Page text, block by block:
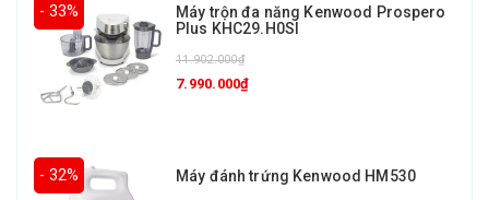
- 33%
Máy trộn đa năng Kenwood Prospero
Plus KHC29.H0SI
11.902.000₫
7.990.000₫
- 32% Máy đánh trứng Kenwood HM530